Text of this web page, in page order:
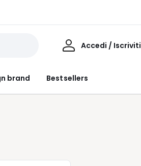
brand Bestsellers
Accedi / Iscriviti